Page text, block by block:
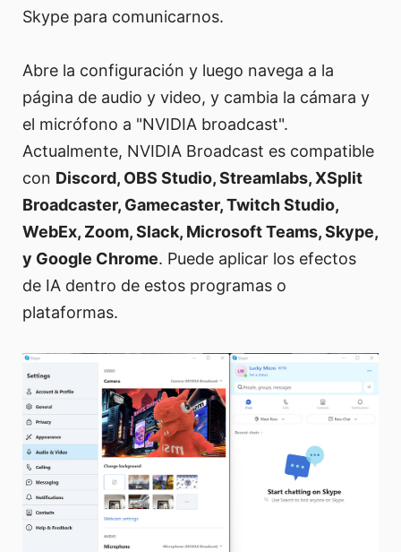
Skype para comunicarnos.
Abre la configuración y luego navega a la
página de audio y video, y cambia la cámara y
el micrófono a "NVIDIA broadcast".
Actualmente, NVIDIA Broadcast es compatible
con Discord, OBS Studio, Streamlabs, XSplit
Broadcaster, Gamecaster, Twitch Studio,
WebEx, Zoom, Slack, Microsoft Teams, Skype,
y Google Chrome. Puede aplicar los efectos
de IA dentro de estos programas o
plataformas.